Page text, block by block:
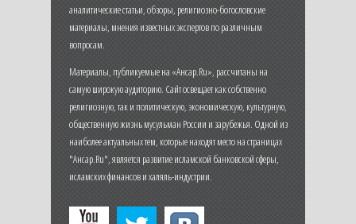
аналитические статьи, обзоры, религиозно-богословские
материалы, мнения известных экспертов по различным
вопросам.
Материалы, публикуемые на «Ансар.Ru», рассчитаны на
самую широкую аудиторию. Сайт освещает как собственно
религиозную, так и политическую, экономическую, культурную,
общественную жизнь мусульман России и зарубежья. Одной из
наиболее актуальных тем, которые находят место на страницах
"Ансар.Ru", является развитие исламской банковской сферы,
исламских финансов и халяль-индустрии.